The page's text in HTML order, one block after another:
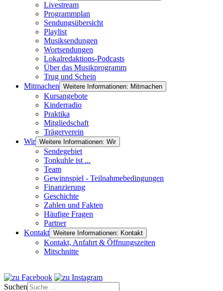
Livestream
Programmplan
Sendungsübersicht
Playlist
Musiksendungen
Wortsendungen
Lokalredaktions-Podcasts
Über das Musikprogramm
Trug und Schein
Mitmachen Weitere Informationen: Mitmachen
Kursangebote
Kinderradio
Praktika
Mitgliedschaft
Trägerverein
Wir Weitere Informationen: Wir
Sendegebiet
Tonkuhle ist ...
Team
Gewinnspiel - Teilnahmebedingungen
Finanzierung
Geschichte
Zahlen und Fakten
Häufige Fragen
Partner
Kontakt Weitere Informationen: Kontakt
Kontakt, Anfahrt & Öffnungszeiten
Mitschnitte
Suchen